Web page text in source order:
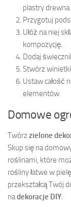
plastry drewna.
Przygotuj
Ułóż na niej
kompozycję.
Dodaj
Stwórz
Ustaw całość
elementów.
Domowe
Twórzzielone
Skup się na
roślinami, które
rośliny łatwe w
przekształcą Twój
nadekoracje DIY: